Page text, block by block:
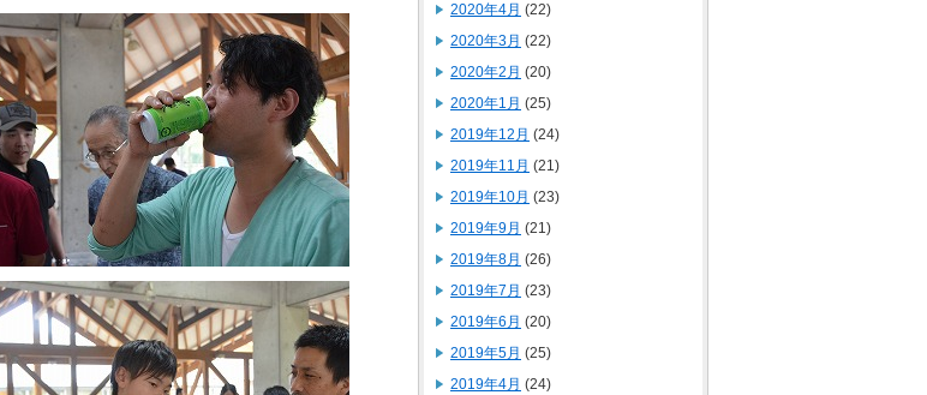
2020年4月 (22)
2020年3月 (22)
2020年2月 (20)
2020年1月 (25)
2019年12月 (24)
2019年11月 (21)
2019年10月 (23)
2019年9月 (21)
2019年8月 (26)
2019年7月 (23)
2019年6月 (20)
2019年5月 (25)
2019年4月 (24)